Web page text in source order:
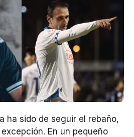
ha sido de seguir el rebaño,
En un pequeño